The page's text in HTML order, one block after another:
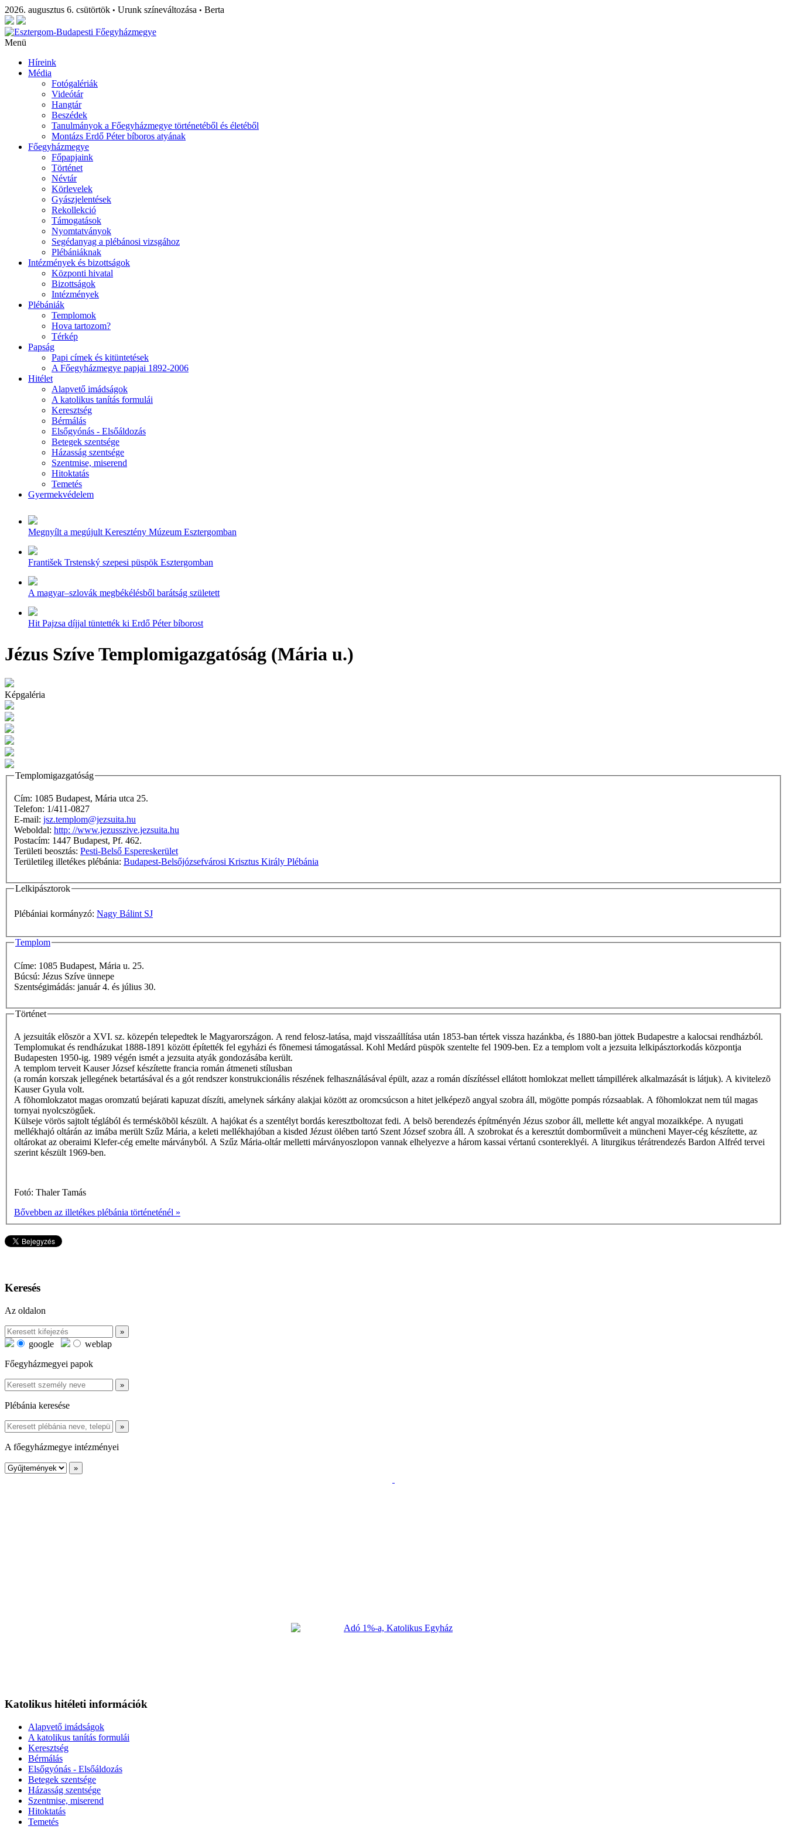
2026. augusztus 6. csütörtök • Urunk színeváltozása • Berta
Menü
Híreink
Média
Fotógalériák
Videótár
Hangtár
Beszédek
Tanulmányok a Főegyházmegye történetéből és életéből
Montázs Erdő Péter bíboros atyának
Főegyházmegye
Főpapjaink
Történet
Névtár
Körlevelek
Gyászjelentések
Rekollekció
Támogatások
Nyomtatványok
Segédanyag a plébánosi vizsgához
Plébániáknak
Intézmények és bizottságok
Központi hivatal
Bizottságok
Intézmények
Plébániák
Templomok
Hova tartozom?
Térkép
Papság
Papi címek és kitüntetések
A Főegyházmegye papjai 1892-2006
Hitélet
Alapvető imádságok
A katolikus tanítás formulái
Keresztség
Bérmálás
Elsőgyónás - Elsőáldozás
Betegek szentsége
Házasság szentsége
Szentmise, miserend
Hitoktatás
Temetés
Gyermekvédelem
Megnyílt a megújult Keresztény Múzeum Esztergomban
František Trstenský szepesi püspök Esztergomban
A magyar–szlovák megbékélésből barátság született
Hit Pajzsa díjjal tüntették ki Erdő Péter bíborost
Jézus Szíve Templomigazgatóság (Mária u.)
Képgaléria
Templomigazgatóság
Cím: 1085 Budapest, Mária utca 25.
Telefon: 1/411-0827
E-mail: jsz.templom@jezsuita.hu
Weboldal: http: //www.jezusszive.jezsuita.hu
Postacím: 1447 Budapest, Pf. 462.
Területi beosztás: Pesti-Belső Espereskerület
Területileg illetékes plébánia: Budapest-Belsőjózsefvárosi Krisztus Király Plébánia
Lelkipásztorok
Plébániai kormányzó: Nagy Bálint SJ
Templom
Címe: 1085 Budapest, Mária u. 25.
Búcsú: Jézus Szíve ünnepe
Szentségimádás: január 4. és július 30.
Történet
A jezsuiták elõször a XVI. sz. közepén telepedtek le Magyarországon. A rend felosz-latása, majd visszaállítása után 1853-ban tértek vissza hazánkba, és 1880-ban jöttek Budapestre a kalocsai rendházból.
Templomukat és rendházukat 1888-1891 között építették fel egyházi és fõnemesi támogatással. Kohl Medárd püspök szentelte fel 1909-ben. Ez a templom volt a jezsuita lelkipásztorkodás központja
Budapesten 1950-ig. 1989 végén ismét a jezsuita atyák gondozásába került.
A templom terveit Kauser József készítette francia román átmeneti stílusban
(a román korszak jellegének betartásával és a gót rendszer konstrukcionális részének felhasználásával épült, azaz a román díszítéssel ellá­tott homlokzat mellett támpillérek alkalmazását is látjuk). A kivitelezõ
Kauser Gyula volt.
A fõhomlokzatot magas oromzatú bejárati kapuzat díszíti, amelynek sárkány alakjai között az oromcsúcson a hitet jelképezõ angyal szobra áll, mögötte pompás rózsaablak. A fõhomlokzat nem túl magas
tornyai nyolcszögűek.
Külseje vörös sajtolt téglából és terméskõbõl készült. A hajókat és a szentélyt bordás keresztboltozat fedi. A belsõ berendezés építményén Jézus szobor áll, mellette két angyal mozaikképe. A nyugati
mellékhajó oltárán az imába merült Szűz Mária, a keleti mellékhajóban a kisded Jézust ölében tartó Szent József szobra áll. A szobrokat és a keresztút domborműveit a müncheni Mayer-cég készítette, az
oltárokat az oberaimi Klefer-cég emelte márványból. A Szűz Mária-oltár melletti márványoszlopon vannak elhelyezve a három kassai vértanú csontereklyéi. A liturgikus térátrendezés Bardon Alfréd tervei
szerint készült 1969-ben.
Fotó: Thaler Tamás
Bővebben az illetékes plébánia történeténél »
Keresés
Az oldalon
google
weblap
Főegyházmegyei papok
Plébánia keresése
A főegyházmegye intézményei
Katolikus hitéleti információk
Alapvető imádságok
A katolikus tanítás formulái
Keresztség
Bérmálás
Elsőgyónás - Elsőáldozás
Betegek szentsége
Házasság szentsége
Szentmise, miserend
Hitoktatás
Temetés